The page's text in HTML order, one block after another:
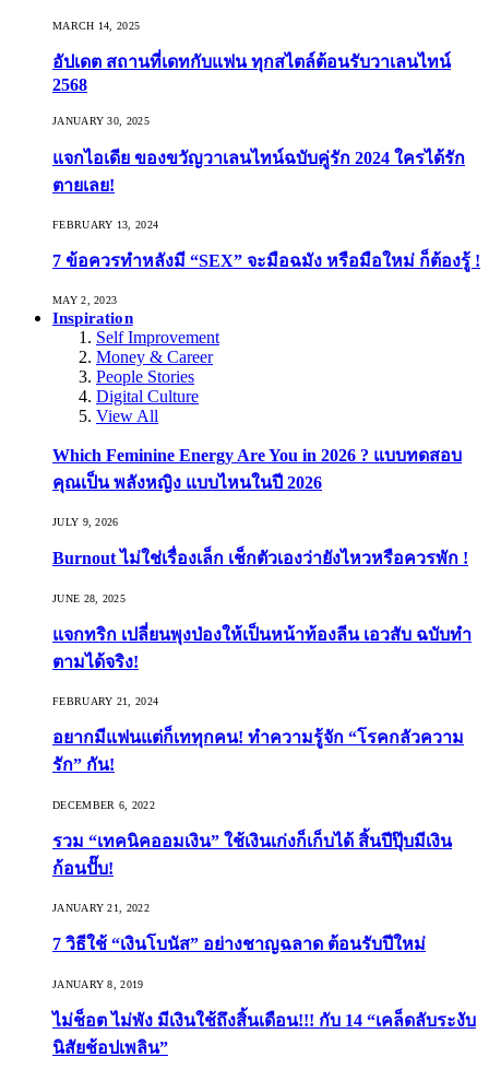
MARCH 14, 2025
อัปเดต สถานที่เดทกับแฟน ทุกสไตล์ต้อนรับวาเลนไทน์
2568
JANUARY 30, 2025
แจกไอเดีย ของขวัญวาเลนไทน์ฉบับคู่รัก 2024 ใครได้รัก
ตายเลย!
FEBRUARY 13, 2024
7 ข้อควรทำหลังมี “SEX” จะมือฉมัง หรือมือใหม่ ก็ต้องรู้ !
MAY 2, 2023
Inspiration
Self Improvement
Money & Career
People Stories
Digital Culture
View All
Which Feminine Energy Are You in 2026 ? แบบทดสอบ
คุณเป็น พลังหญิง แบบไหนในปี 2026
JULY 9, 2026
Burnout ไม่ใช่เรื่องเล็ก เช็กตัวเองว่ายังไหวหรือควรพัก !
JUNE 28, 2025
แจกทริก เปลี่ยนพุงป่องให้เป็นหน้าท้องลีน เอวสับ ฉบับทำ
ตามได้จริง!
FEBRUARY 21, 2024
อยากมีแฟนแต่ก็เททุกคน! ทำความรู้จัก “โรคกลัวความ
รัก” กัน!
DECEMBER 6, 2022
รวม “เทคนิคออมเงิน” ใช้เงินเก่งก็เก็บได้ สิ้นปีปุ๊บมีเงิน
ก้อนปั๊บ!
JANUARY 21, 2022
7 วิธีใช้ “เงินโบนัส” อย่างชาญฉลาด ต้อนรับปีใหม่
JANUARY 8, 2019
ไม่ช็อต ไม่พัง มีเงินใช้ถึงสิ้นเดือน!!! กับ 14 “เคล็ดลับระงับ
นิสัยช้อปเพลิน”